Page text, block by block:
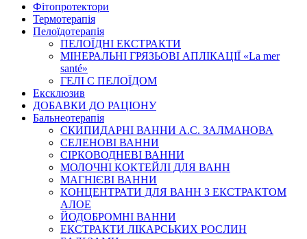
Фітопротектори
Термотерапія
Пелоїдотерапія
ПЕЛОЇДНІ ЕКСТРАКТИ
МІНЕРАЛЬНІ ГРЯЗЬОВІ АПЛІКАЦІЇ «La mer
santé»
ГЕЛІ С ПЕЛОЇДОМ
Ексклюзив
ДОБАВКИ ДО РАЦІОНУ
Бальнеотерапія
СКИПИДАРНІ ВАННИ А.С. ЗАЛМАНОВА
СЕЛЕНОВІ ВАННИ
СІРКОВОДНЕВІ ВАННИ
МОЛОЧНІ КОКТЕЙЛІ ДЛЯ ВАНН
МАГНІЄВІ ВАННИ
КОНЦЕНТРАТИ ДЛЯ ВАНН З ЕКСТРАКТОМ
АЛОЕ
ЙОДОБРОМНІ ВАННИ
ЕКСТРАКТИ ЛІКАРСЬКИХ РОСЛИН